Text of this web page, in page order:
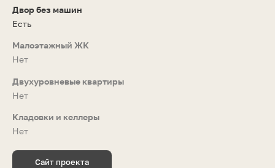
Двор без машин
Есть
Малоэтажный ЖК
Нет
Двухуровневые квартиры
Нет
Кладовки и келлеры
Нет
Сайт проекта